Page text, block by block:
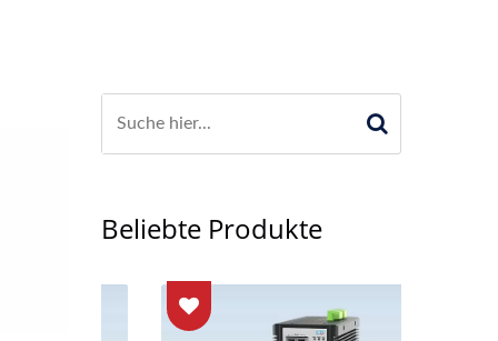
Beliebte Produkte